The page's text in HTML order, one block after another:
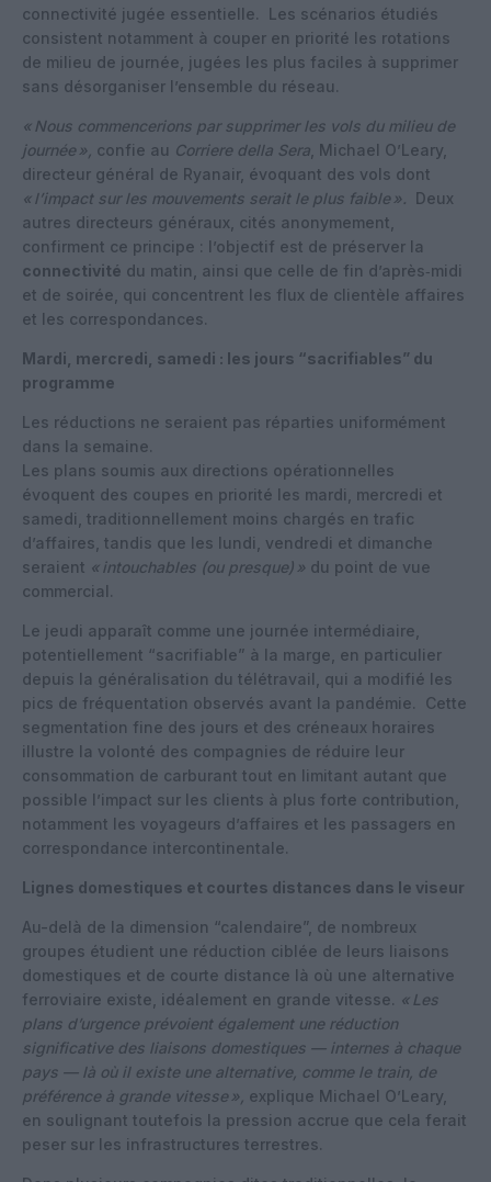
connectivité jugée essentielle.
Les scénarios étudiés
consistent notamment à couper en priorité les rotations
de milieu de journée, jugées les plus faciles à supprimer
sans désorganiser l’ensemble du réseau.
« Nous commencerions par supprimer les vols du milieu de
journée », confie au Corriere della Sera , Michael O’Leary,
directeur général de Ryanair, évoquant des vols dont
« l’impact sur les mouvements serait le plus faible ». Deux
autres directeurs généraux, cités anonymement,
confirment ce principe : l’objectif est de préserver la
connectivité du matin, ainsi que celle de fin d’après‑midi
et de soirée, qui concentrent les flux de clientèle affaires
et les correspondances.
Mardi, mercredi, samedi : les jours “sacrifiables” du
programme
Les réductions ne seraient pas réparties uniformément
dans la semaine.
Les plans soumis aux directions opérationnelles
évoquent des coupes en priorité les mardi, mercredi et
samedi, traditionnellement moins chargés en trafic
d’affaires, tandis que les lundi, vendredi et dimanche
seraient « intouchables (ou presque) » du point de vue
commercial.
Le jeudi apparaît comme une journée intermédiaire,
potentiellement “sacrifiable” à la marge, en particulier
depuis la généralisation du télétravail, qui a modifié les
pics de fréquentation observés avant la pandémie.
Cette
segmentation fine des jours et des créneaux horaires
illustre la volonté des compagnies de réduire leur
consommation de carburant tout en limitant autant que
possible l’impact sur les clients à plus forte contribution,
notamment les voyageurs d’affaires et les passagers en
correspondance intercontinentale.
Lignes domestiques et courtes distances dans le viseur
Au-delà de la dimension “calendaire”, de nombreux
groupes étudient une réduction ciblée de leurs liaisons
domestiques et de courte distance là où une alternative
ferroviaire existe, idéalement en grande vitesse. « Les
plans d’urgence prévoient également une réduction
significative des liaisons domestiques — internes à chaque
pays — là où il existe une alternative, comme le train, de
préférence à grande vitesse », explique Michael O’Leary,
en soulignant toutefois la pression accrue que cela ferait
peser sur les infrastructures terrestres.